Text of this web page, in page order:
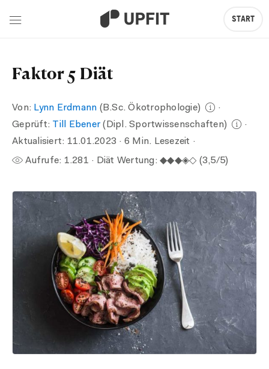
Faktor 5 Diät
Von: Lynn Erdmann (B.Sc. Ökotrophologie)
·
Geprüft: Till Ebener(Dipl. Sportwissenschaften)
·
Aktualisiert: 11.01.2023 · 6 Min. Lesezeit ·
Aufrufe: 1.281 · Diät Wertung: ◆◆◆◈◇ (3,5/5)
START